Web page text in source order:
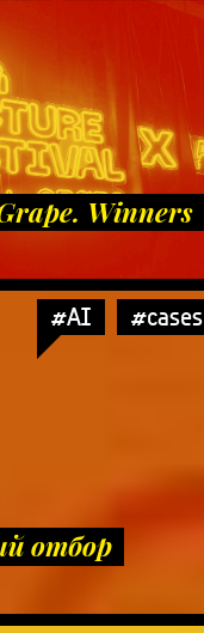
Winners
#AI #cases
отбор